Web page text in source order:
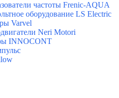
частоты Frenic-AQUA
оборудование LS Electric
Varvel
Neri Motori
INNOCONT